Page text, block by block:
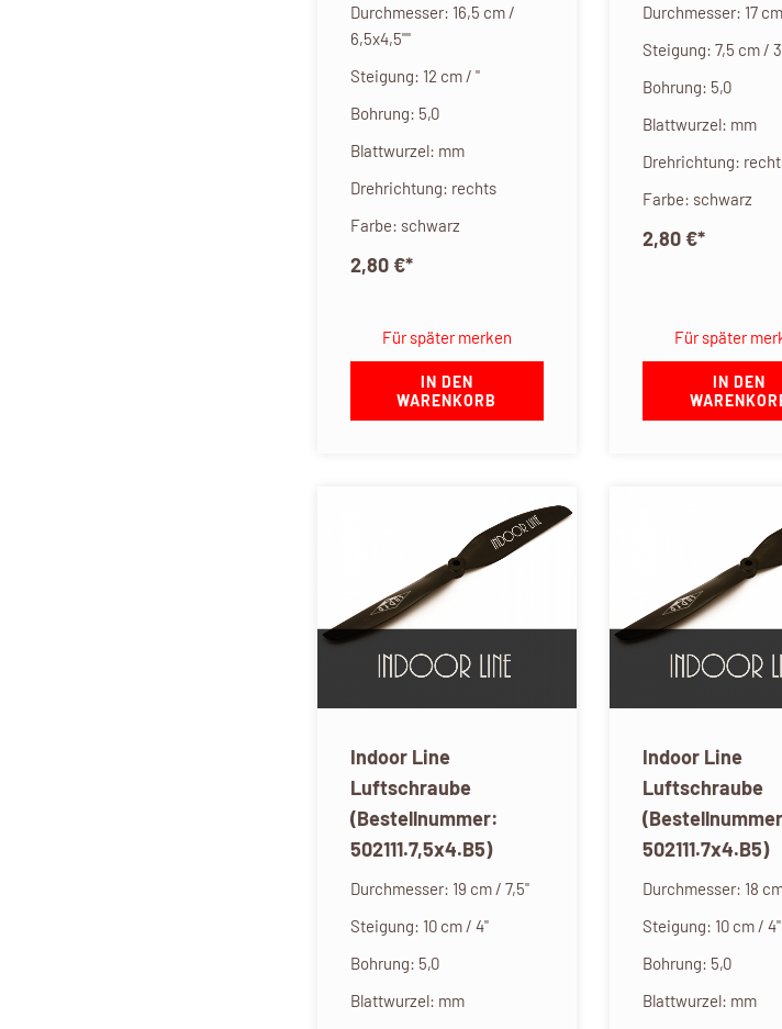
Durchmesser: 16,5 cm /
6,5x4,5""
Steigung: 12 cm / "
Bohrung: 5,0
Blattwurzel: mm
Drehrichtung: rechts
Farbe: schwarz
2,80 €*
Für später merken
IN DEN
WARENKORB
Durchmesser: 17
Steigung: 7,5 cm /
Bohrung: 5,0
Blattwurzel: mm
Drehrichtung:
Farbe: schwarz
2,80 €*
Für später
IN DEN
Indoor Line
Luftschraube
(Bestellnummer:
502111.7,5x4.B5)
Durchmesser: 19 cm / 7,5"
Steigung: 10 cm / 4"
Bohrung: 5,0
Blattwurzel: mm
Indoor Line
Luftschraube
502111.7x4.B5)
Durchmesser: 18
Steigung: 10 cm / 4"
Bohrung: 5,0
Blattwurzel: mm